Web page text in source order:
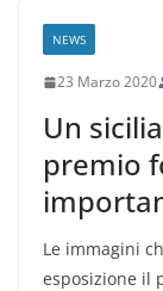
NEWS
23 Marzo 2020
Un
premio
Le immagini
esposizione il